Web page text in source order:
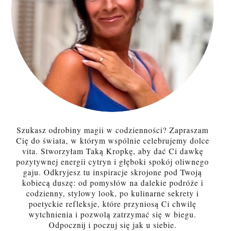
Szukasz odrobiny magii w codzienności? Zapraszam
Cię do świata, w którym wspólnie celebrujemy dolce
vita. Stworzyłam Taką Kropkę, aby dać Ci dawkę
pozytywnej energii cytryn i głęboki spokój oliwnego
gaju. Odkryjesz tu inspiracje skrojone pod Twoją
kobiecą duszę: od pomysłów na dalekie podróże i
codzienny, stylowy look, po kulinarne sekrety i
poetyckie refleksje, które przyniosą Ci chwilę
wytchnienia i pozwolą zatrzymać się w biegu.
Odpocznij i poczuj się jak u siebie.